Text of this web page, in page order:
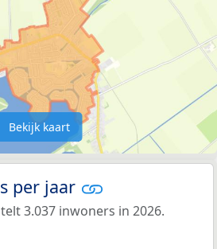
Bekijk kaart
per jaar
3.037 inwoners in 2026.